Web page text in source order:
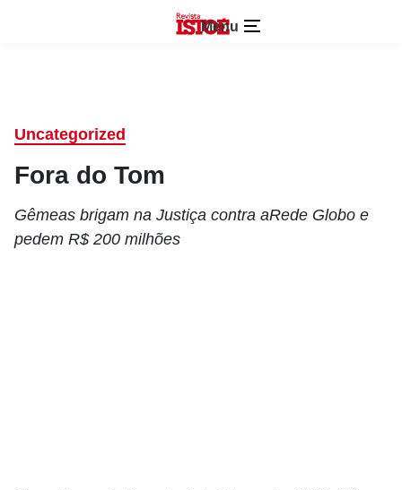
Menu
Uncategorized
Fora do Tom
Gêmeas brigam na Justiça contra aRede Globo e
pedem R$ 200 milhões